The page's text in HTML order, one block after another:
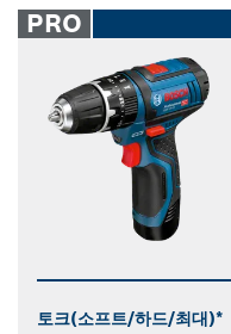
PRO
토크(소프트/하드/최대)*